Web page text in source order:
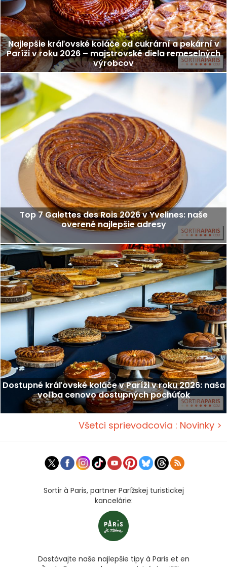
Najlepšie kráľovské koláče od cukrární a pekární v
Paríži v roku 2026 – majstrovské diela remeselných
výrobcov
Top 7 Galettes des Rois 2026 v Yvelines: naše
overené najlepšie adresy
Dostupné kráľovské koláče v Paríži v roku 2026: naša
voľba cenovo dostupných pochúťok
Všetci sprievodcovia : Novinky >
Sortir à Paris, partner Parížskej turistickej
kancelárie:
Dostávajte naše najlepšie tipy à Paris et en